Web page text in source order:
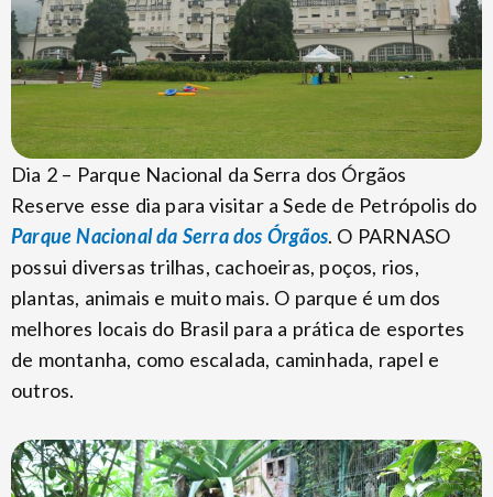
Dia 2 – Parque Nacional da Serra dos Órgãos
Reserve esse dia para visitar a Sede de Petrópolis do
Parque Nacional da Serra dos Órgãos. O PARNASO
possui diversas trilhas, cachoeiras, poços, rios,
plantas, animais e muito mais. O parque é um dos
melhores locais do Brasil para a prática de esportes
de montanha, como escalada, caminhada, rapel e
outros.